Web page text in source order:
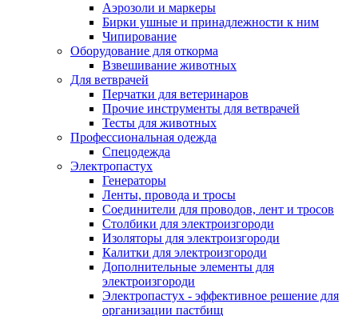
Аэрозоли и маркеры
Бирки ушные и принадлежности к ним
Чипирование
Оборудование для откорма
Взвешивание животных
Для ветврачей
Перчатки для ветеринаров
Прочие инструменты для ветврачей
Тесты для животных
Профессиональная одежда
Cпецодежда
Электропастух
Генераторы
Ленты, провода и тросы
Соединители для проводов, лент и тросов
Столбики для электроизгороди
Изоляторы для электроизгороди
Калитки для электроизгороди
Дополнительные элементы для
электроизгороди
Электропастух - эффективное решение для
организации пастбищ